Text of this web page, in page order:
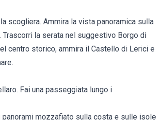
scogliera. Ammira la vista panoramica sulla
la serata nel suggestivo Borgo di
centro storico, ammira il Castello di Lerici e
Fai una passeggiata lungo i
mozzafiato sulla costa e sulle isole